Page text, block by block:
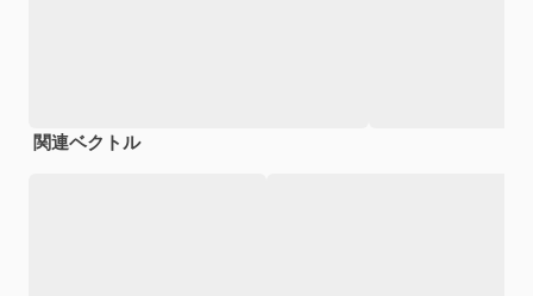
関連ベクトル